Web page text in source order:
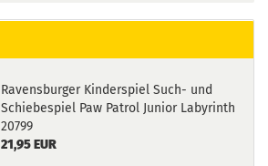
Ravensburger Kinderspiel Such- und
Schiebespiel Paw Patrol Junior Labyrinth
20799
21,95 EUR